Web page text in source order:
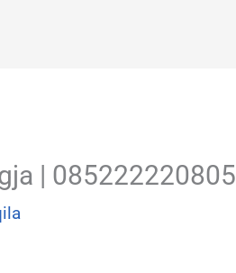
| 085222220805